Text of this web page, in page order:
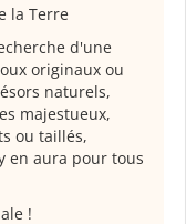
la Terre
d'une
originaux ou
naturels,
majestueux,
ou taillés,
en aura pour tous
!